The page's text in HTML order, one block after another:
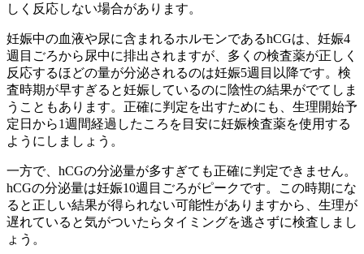
しく反応しない場合があります。
妊娠中の血液や尿に含まれるホルモンであるhCGは、妊娠4
週目ごろから尿中に排出されますが、多くの検査薬が正しく
反応するほどの量が分泌されるのは妊娠5週目以降です。検
査時期が早すぎると妊娠しているのに陰性の結果がでてしま
うこともあります。正確に判定を出すためにも、生理開始予
定日から1週間経過したころを目安に妊娠検査薬を使用する
ようにしましょう。
一方で、hCGの分泌量が多すぎても正確に判定できません。
hCGの分泌量は妊娠10週目ごろがピークです。この時期にな
ると正しい結果が得られない可能性がありますから、生理が
遅れていると気がついたらタイミングを逃さずに検査しまし
ょう。